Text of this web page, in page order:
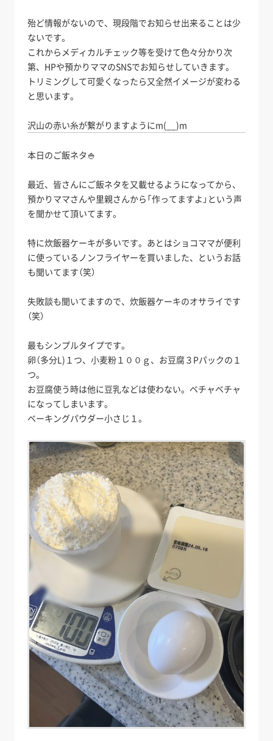
殆ど情報がないので、現段階でお知らせ出来ることは少
ないです。
これからメディカルチェック等を受けて色々分かり次
第、HPや預かりママのSNSでお知らせしていきます。
トリミングして可愛くなったら又全然イメージが変わる
と思います。
沢山の赤い糸が繋がりますようにm(__)m
本日のご飯ネタ🍚
最近、皆さんにご飯ネタを又載せるようになってから、
預かりママさんや里親さんから「作ってますよ」という声
を聞かせて頂いてます。
特に炊飯器ケーキが多いです。あとはショコママが便利
に使っているノンフライヤーを買いました、というお話
も聞いてます（笑）
失敗談も聞いてますので、炊飯器ケーキのオサライです
（笑）
最もシンプルタイプです。
卵（多分L)１つ、小麦粉１００ｇ、お豆腐３Pパックの１
つ。
お豆腐使う時は他に豆乳などは使わない。ベチャベチャ
になってしまいます。
ベーキングパウダー小さじ１。